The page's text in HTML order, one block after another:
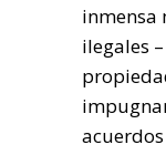
inmensa
ilegales